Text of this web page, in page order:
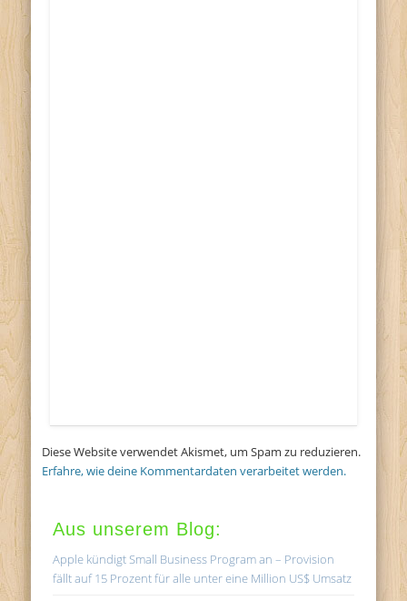
Diese Website verwendet Akismet, um Spam zu reduzieren.
Erfahre, wie deine Kommentardaten verarbeitet werden.
Aus unserem Blog:
Apple kündigt Small Business Program an – Provision
fällt auf 15 Prozent für alle unter eine Million US$ Umsatz